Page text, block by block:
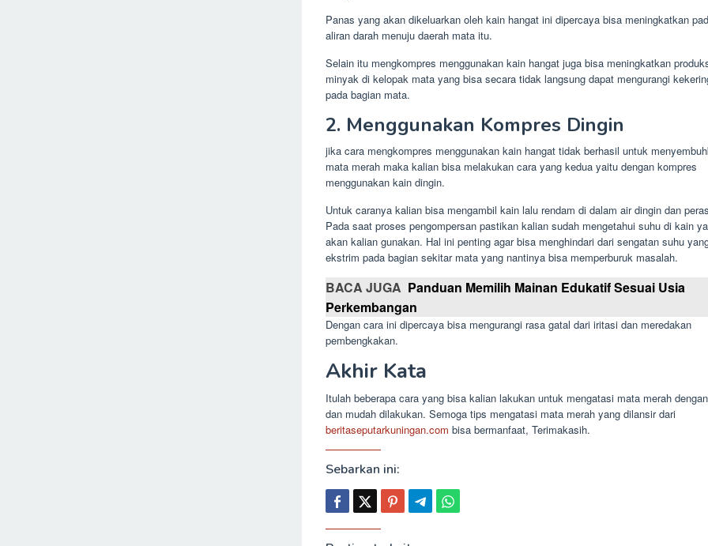
Panas yang akan dikeluarkan oleh kain hangat ini dipercaya bisa meningkatkan
aliran darah menuju daerah mata itu.
Selain itu mengkompres menggunakan kain hangat juga bisa meningkatkan
minyak di kelopak mata yang bisa secara tidak langsung dapat mengurangi
pada bagian mata.
2. Menggunakan Kompres Dingin
jika cara mengkompres menggunakan kain hangat tidak berhasil untuk
mata merah maka kalian bisa melakukan cara yang kedua yaitu dengan kompres
menggunakan kain dingin.
Untuk caranya kalian bisa mengambil kain lalu rendam di dalam air dingin dan
Pada saat proses pengompersan pastikan kalian sudah mengetahui suhu di kain
akan kalian gunakan. Hal ini penting agar bisa menghindari dari sengatan suhu
ekstrim pada bagian sekitar mata yang nantinya bisa memperburuk masalah.
BACA JUGA Panduan Memilih Mainan Edukatif Sesuai Usia
Perkembangan
Dengan cara ini dipercaya bisa mengurangi rasa gatal dari iritasi dan meredakan
pembengkakan.
Akhir Kata
Itulah beberapa cara yang bisa kalian lakukan untuk mengatasi mata merah
dan mudah dilakukan. Semoga tips mengatasi mata merah yang dilansir dari
beritaseputarkuningan.com bisa bermanfaat, Terimakasih.
Sebarkan ini: